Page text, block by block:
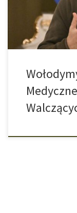
uspokoić ich stan